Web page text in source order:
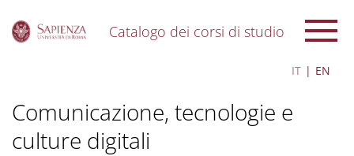
Catalogo dei corsi di studio
IT EN
Comunicazione, tecnologie e
culture digitali